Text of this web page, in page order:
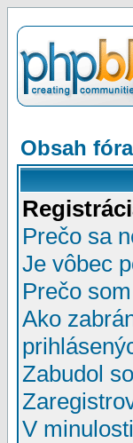
Obsah
Prečo sa
Je vôbec
Prečo
Ako
Zabudol
V